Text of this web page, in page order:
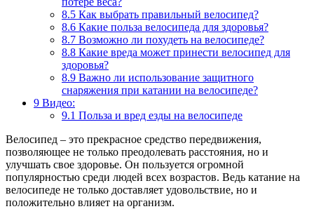
8.5 Как выбрать правильный велосипед?
8.6 Какие польза велосипеда для здоровья?
8.7 Возможно ли похудеть на велосипеде?
8.8 Какие вреда может принести велосипед для
здоровья?
8.9 Важно ли использование защитного
снаряжения при катании на велосипеде?
9 Видео:
9.1 Польза и вред езды на велосипеде
Велосипед – это прекрасное средство передвижения,
позволяющее не только преодолевать расстояния, но и
улучшать свое здоровье. Он пользуется огромной
популярностью среди людей всех возрастов. Ведь катание на
велосипеде не только доставляет удовольствие, но и
положительно влияет на организм.